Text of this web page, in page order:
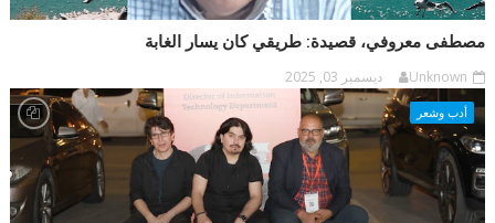
مصطفى معروفي، قصيدة: طريقي كان يسار الغابة
Unknown ديسمبر 03, 2025
أدب وشعر